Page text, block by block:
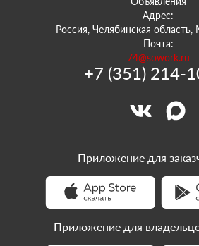
Адрес:
Россия, Челябинская область,
Почта:
74@sowork.ru
+7 (351) 214-
Приложение для
Приложение для